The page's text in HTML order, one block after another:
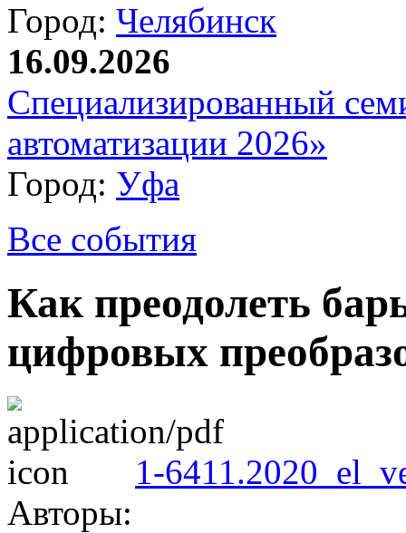
Город: Челябинск
16.09.2026
Специализированный
автоматизации 2026»
Город: Уфа
Все события
Как преодолеть
цифровых
1-
Авторы: